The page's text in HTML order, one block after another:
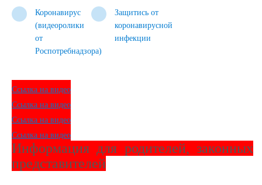
Коронавирус
(видеоролики
от
Роспотребнадзора)
Защитись от
коронавирусной
инфекции
Ccылка на видео
Ccылка на видео
Ccылка на видео
Ccылка на видео
Информация для родителей, законных
представителей